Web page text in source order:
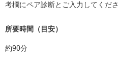
考欄にペア診断とご入力してくださ
所要時間（目安）
約90分